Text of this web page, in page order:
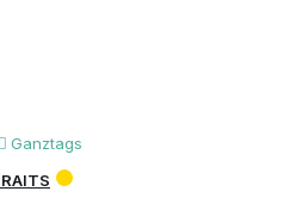
Ganztags